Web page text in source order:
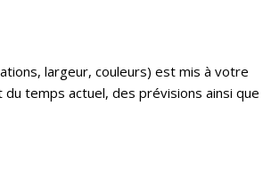
largeur, couleurs) est mis à votre
temps actuel, des prévisions ainsi que